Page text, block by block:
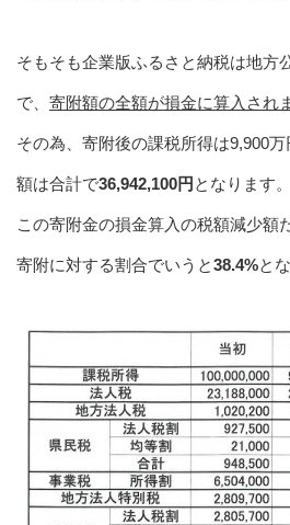
そもそも企業版ふるさと納税は地方
で、 寄附額の全額が損金に算入され
その為、寄附後の課税所得は9,900
額は合計で36,942,100円 となります。
この寄附金の損金算入の税額減少額
寄附に対する割合でいうと38.4%と